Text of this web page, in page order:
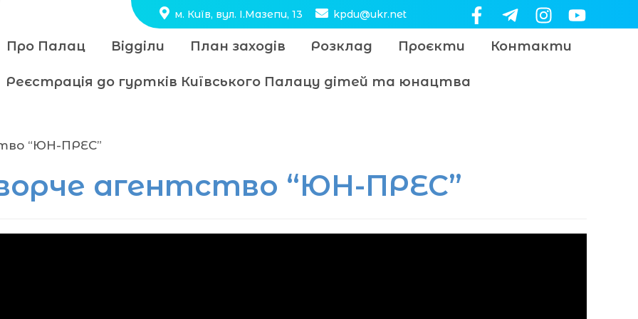
м. Київ, вул. І.Мазепи, 13 kpdu@ukr.net
Про Палац Відділи План заходів Розклад Проєкти Контакти
Реєстрація до гуртків Київського Палацу дітей та юнацтва
“ЮН-ПРЕС”
агентство “ЮН-ПРЕС”